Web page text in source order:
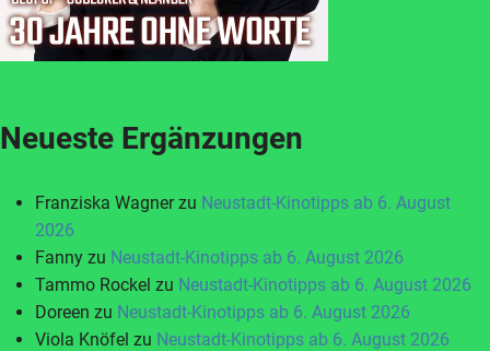
Neueste Ergänzungen
Franziska Wagnerzu Neustadt-Kinotipps ab 6. August
2026
Fanny zu Neustadt-Kinotipps ab 6. August 2026
Tammo Rockel zu Neustadt-Kinotipps ab 6. August 2026
Doreen zu Neustadt-Kinotipps ab 6. August 2026
Viola Knöfel zu Neustadt-Kinotipps ab 6. August 2026